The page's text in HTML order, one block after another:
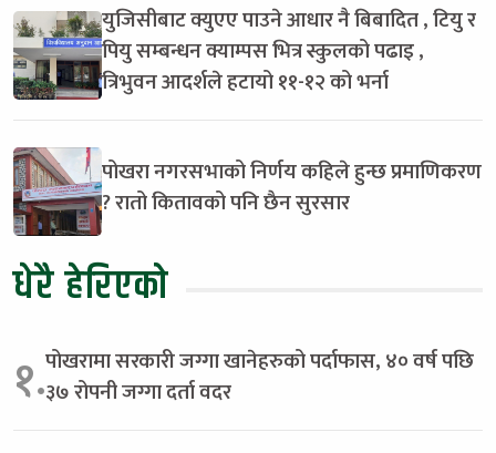
युजिसीबाट क्युएए पाउने आधार नै बिबादित , टियु र
पियु सम्बन्धन क्याम्पस भित्र स्कुलको पढाइ ,
त्रिभुवन आदर्शले हटायो ११-१२ को भर्ना
पोखरा नगरसभाको निर्णय कहिले हुन्छ प्रमाणिकरण
? रातो कितावको पनि छैन सुरसार
धेरै हेरिएको
१.पोखरामा सरकारी जग्गा खानेहरुको पर्दाफास, ४० वर्ष पछि
३७ रोपनी जग्गा दर्ता वदर